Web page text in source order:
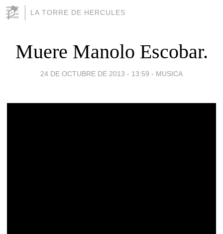
LA TORRE DE HERCULES
Muere Manolo Escobar.
24 DE OCTUBRE DE 2013 - 13:59 - MUSICA